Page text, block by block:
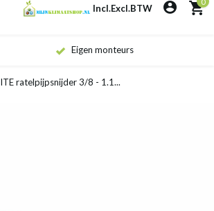
Incl.Excl.BTW
Eigen monteurs
ITE ratelpijpsnijder 3/8 - 1.1...